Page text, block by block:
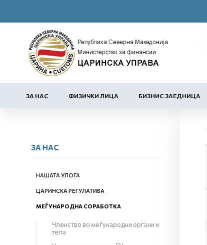
ЗА НАС ФИЗИЧКИ ЛИЦА БИЗНИС ЗАЕДНИЦА
ЗА НАС
НАШАТА УЛОГА
ЦАРИНСКА РЕГУЛАТИВА
МЕЃУНАРОДНА СОРАБОТКА
Членство во меѓународни органи и
тела